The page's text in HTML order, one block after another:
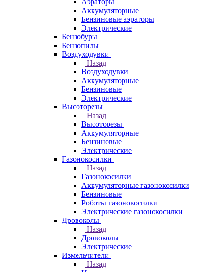
Аэраторы
Аккумуляторные
Бензиновые аэраторы
Электрические
Бензобуры
Бензопилы
Воздуходувки
Назад
Воздуходувки
Аккумуляторные
Бензиновые
Электрические
Высоторезы
Назад
Высоторезы
Аккумуляторные
Бензиновые
Электрические
Газонокосилки
Назад
Газонокосилки
Аккумуляторные газонокосилки
Бензиновые
Роботы-газонокосилки
Электрические газонокосилки
Дровоколы
Назад
Дровоколы
Электрические
Измельчители
Назад